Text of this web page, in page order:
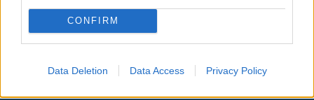
CONFIRM
Data Deletion Data Access Privacy Policy
in ospedale. Le dichiarazioni ai giornalisti